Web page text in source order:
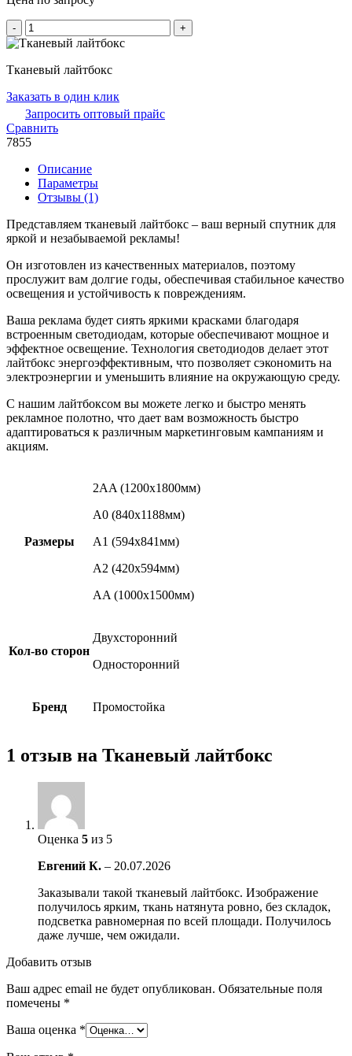
-
Количество
товара
лайтбокс
+
Тканевый лайтбокс
Заказать в один клик
Запросить оптовый прайс
Сравнить
7855
Описание
Параметры
Отзывы (1)
Представляем тканевый лайтбокс – ваш верный спутник для
яркой и незабываемой рекламы!
Он изготовлен из качественных материалов, поэтому
прослужит вам долгие годы, обеспечивая стабильное качество
освещения и устойчивость к повреждениям.
Ваша реклама будет сиять яркими красками благодаря
встроенным светодиодам, которые обеспечивают мощное и
эффектное освещение. Технология светодиодов делает этот
лайтбокс энергоэффективным, что позволяет сэкономить на
электроэнергии и уменьшить влияние на окружающую среду.
С нашим лайтбоксом вы можете легко и быстро менять
рекламное полотно, что дает вам возможность быстро
адаптироваться к различным маркетинговым кампаниям и
акциям.
Размеры
2AA (1200х1800мм)
A0 (840х1188мм)
A1 (594х841мм)
A2 (420х594мм)
AA (1000х1500мм)
Кол-во сторон
Двухсторонний
Односторонний
Бренд Промостойка
1 отзыв на Тканевый лайтбокс
Оценка 5 из 5
Евгений К. – 20.07.2026
Заказывали такой тканевый лайтбокс. Изображение
получилось ярким, ткань натянута ровно, без складок,
подсветка равномерная по всей площади. Получилось
даже лучше, чем ожидали.
Добавить отзыв
Ваш адрес email не будет опубликован. Обязательные поля
помечены *
Ваша оценка *